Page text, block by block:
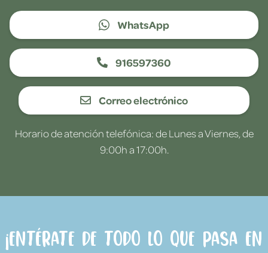
WhatsApp
916597360
Correo electrónico
Horario de atención telefónica: de Lunes a Viernes, de
9:00h a 17:00h.
¡Entérate de todo lo que pasa en